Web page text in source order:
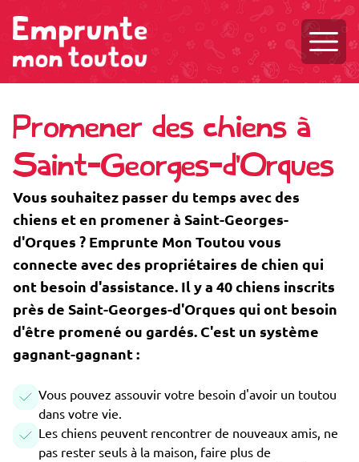
Promener des chiens à
Saint-Georges-d'Orques
Vous souhaitez passer du temps avec des
chiens et en promener à Saint-Georges-
d'Orques ? Emprunte Mon Toutou vous
connecte avec des propriétaires de chien qui
ont besoin d'assistance. Il y a 40 chiens inscrits
près de Saint-Georges-d'Orques qui ont besoin
d'être promené ou gardés. C'est un système
gagnant-gagnant :
Vous pouvez assouvir votre besoin d'avoir un toutou
dans votre vie.
Les chiens peuvent rencontrer de nouveaux amis, ne
pas rester seuls à la maison, faire plus de